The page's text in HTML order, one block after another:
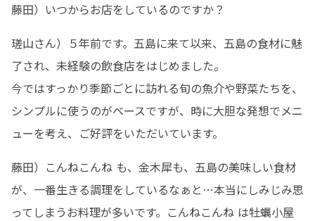
藤田）いつからお店をしているのですか？
瑳山さん）５年前です。五島に来て以来、五島の食材に魅
了され、未経験の飲食店をはじめました。
今ではすっかり季節ごとに訪れる旬の魚介や野菜たちを、
シンプルに使うのがベースですが、時に大胆な発想でメニ
ューを考え、ご好評をいただいています。
藤田）こんねこんね も、金木犀も、五島の美味しい食材
が、一番生きる調理をしているなぁと…本当にしみじみ思
ってしまうお料理が多いです。こんねこんね は牡蠣小屋